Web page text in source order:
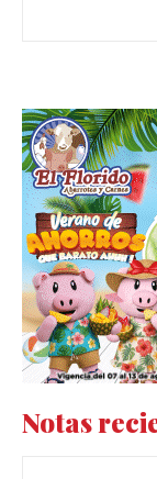
Notas